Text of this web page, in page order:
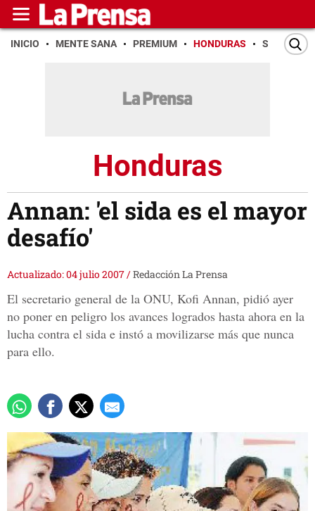
INICIO MENTE SANA PREMIUM HONDURAS SAN PEDRO
Honduras
Annan: 'el sida es el mayor
desafío'
Actualizado: 04 julio 2007/Redacción La Prensa
El secretario general de la ONU, Kofi Annan, pidió ayer
no poner en peligro los avances logrados hasta ahora en la
lucha contra el sida e instó a movilizarse más que nunca
para ello.